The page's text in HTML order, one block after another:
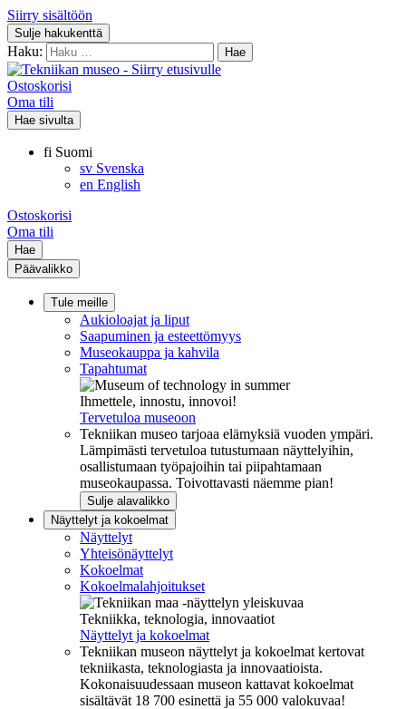
Siirry sisältöön
Sulje hakukenttä
Haku:
Ostoskorisi
Oma tili
Hae sivulta
fi Suomi
sv Svenska
en English
Ostoskorisi
Oma tili
Hae
Päävalikko
Tule meille
Aukioloajat ja liput
Saapuminen ja esteettömyys
Museokauppa ja kahvila
Tapahtumat
Ihmettele, innostu, innovoi!
Tervetuloa museoon
Tekniikan museo tarjoaa elämyksiä vuoden ympäri.
Lämpimästi tervetuloa tutustumaan näyttelyihin,
osallistumaan työpajoihin tai piipahtamaan
museokaupassa. Toivottavasti näemme pian!
Sulje alavalikko
Näyttelyt ja kokoelmat
Näyttelyt
Yhteisönäyttelyt
Kokoelmat
Kokoelmalahjoitukset
Tekniikka, teknologia, innovaatiot
Näyttelyt ja kokoelmat
Tekniikan museon näyttelyt ja kokoelmat kertovat
tekniikasta, teknologiasta ja innovaatioista.
Kokonaisuudessaan museon kattavat kokoelmat
sisältävät 18 700 esinettä ja 55 000 valokuvaa!